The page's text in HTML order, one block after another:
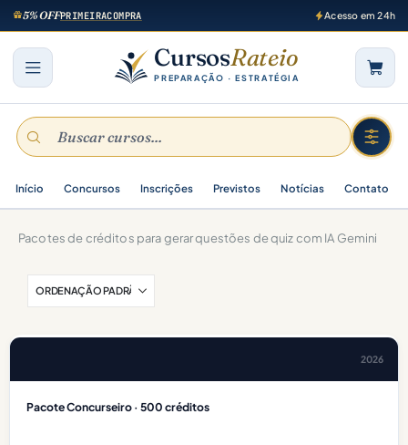
5% OFFPRIMEIRACOMPRA Acesso em 24h
CursosRateio
PREPARAÇÃO · ESTRATÉGIA
Início Concursos Inscrições Previstos Notícias Contato
Pacotes de créditos para gerar questões de quiz com IA Gemini
2026
Pacote Concurseiro · 500 créditos